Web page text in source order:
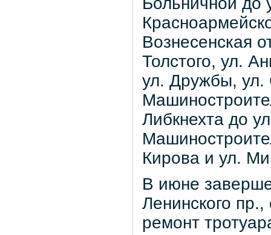
Вознесенская
Толстого, ул.
ул. Дружбы, ул.
Либкнехта до
Кирова и ул.
В июне
Ленинского
ремонт